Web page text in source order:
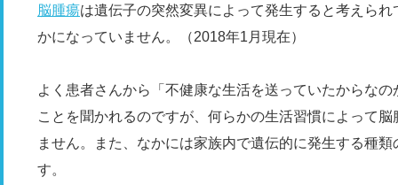
脳腫瘍は遺伝子の突然変異によって発生すると考えら
かになっていません。（2018年1月現在）
よく患者さんから「不健康な生活を送っていたからなの
ことを聞かれるのですが、何らかの生活習慣によって
ません。また、なかには家族内で遺伝的に発生する種
す。